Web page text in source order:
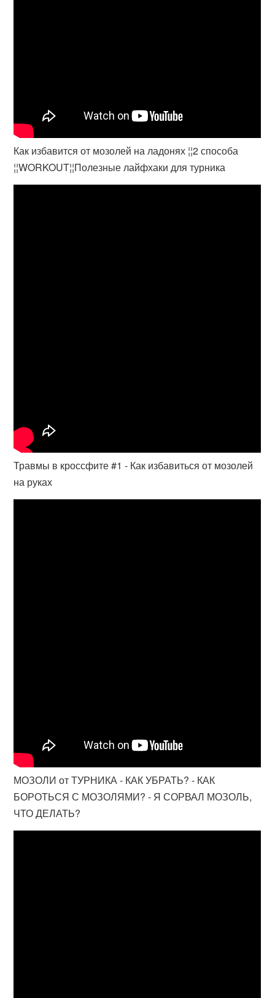
Как избавится от мозолей на ладонях ¦¦2 способа
¦¦WORKOUT¦¦Полезные лайфхаки для турника
Травмы в кроссфите #1 - Как избавиться от мозолей
на руках
МОЗОЛИ от ТУРНИКА - КАК УБРАТЬ? - КАК
БОРОТЬСЯ С МОЗОЛЯМИ? - Я СОРВАЛ МОЗОЛЬ,
ЧТО ДЕЛАТЬ?